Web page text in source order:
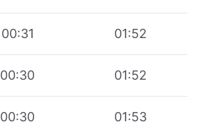
00:31 01:52
00:30 01:52
00:30 01:53